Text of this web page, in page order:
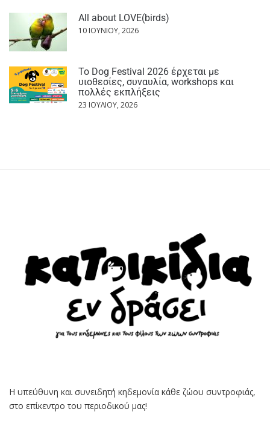
All about LOVE(birds)
10 ΙΟΥΝΊΟΥ, 2026
Το Dog Festival 2026 έρχεται με
υιοθεσίες, συναυλία, workshops και
πολλές εκπλήξεις
23 ΙΟΥΛΊΟΥ, 2026
Η υπεύθυνη και συνειδητή κηδεμονία κάθε ζώου συντροφιάς,
στο επίκεντρο του περιοδικού μας!